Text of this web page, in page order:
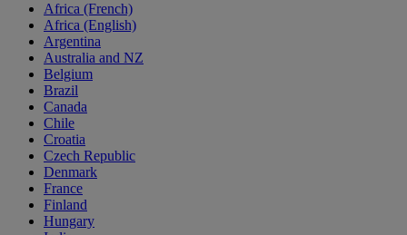
Africa (French)
Africa (English)
Argentina
Australia and NZ
Belgium
Brazil
Canada
Chile
Croatia
Czech Republic
Denmark
France
Finland
Hungary